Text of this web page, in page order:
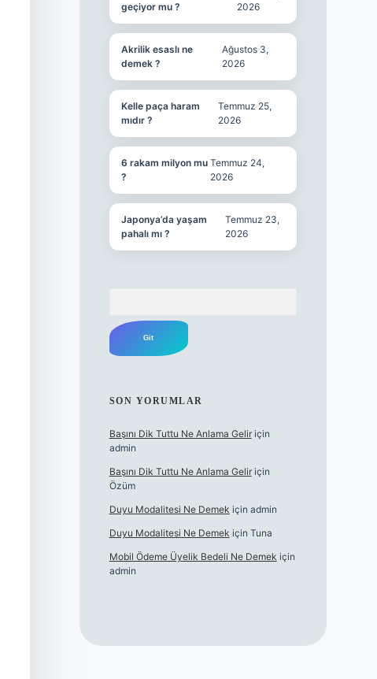
geçiyor mu ?
2026
Akrilik esaslı ne
demek ?
Ağustos 3,
2026
Kelle paça haram
mıdır ?
Temmuz 25,
2026
6 rakam milyon mu
?
Temmuz 24,
2026
Japonya’da yaşam
pahalı mı ?
Temmuz 23,
2026
SON YORUMLAR
Başını Dik Tuttu Ne Anlama Geliriçin
admin
Başını Dik Tuttu Ne Anlama Geliriçin
Özüm
Duyu Modalitesi Ne Demek için admin
Duyu Modalitesi Ne Demek için Tuna
Mobil Ödeme Üyelik Bedeli Ne Demek için
admin